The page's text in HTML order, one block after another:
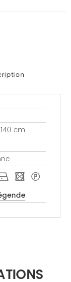
cm
- *